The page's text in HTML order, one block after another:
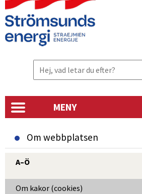
MENY
Om webbplatsen
A–Ö
Om kakor (cookies)